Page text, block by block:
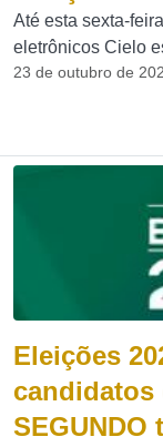
Até esta sexta-
eletrônicos Cielo
23 de outubro de
Eleições
candidatos
SEGUNDO